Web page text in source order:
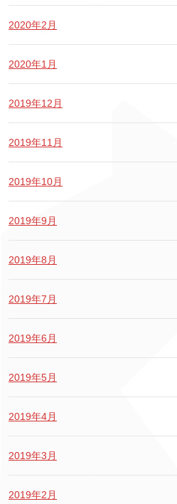
2020年2月
2020年1月
2019年12月
2019年11月
2019年10月
2019年9月
2019年8月
2019年7月
2019年6月
2019年5月
2019年4月
2019年3月
2019年2月